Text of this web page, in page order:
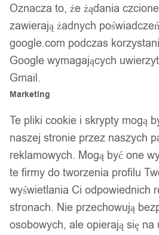
Kod produktu:SN24
Niedostępny
Brak w magazynie
Zamówienia złożone do 14:00 w dni
samego dnia.
Bezpieczne płatności
14 dni na zwrot
Oznacza to, że żądania
zawierają żadnych
google.com podczas
Google wymagających
Gmail.
Marketing
Te pliki cookie i skrypty mogą
naszej stronie przez naszych
reklamowych. Mogą być one
te firmy do tworzenia profilu
wyświetlania Ci odpowiednich
stronach. Nie przechowują
osobowych, ale opierają się na